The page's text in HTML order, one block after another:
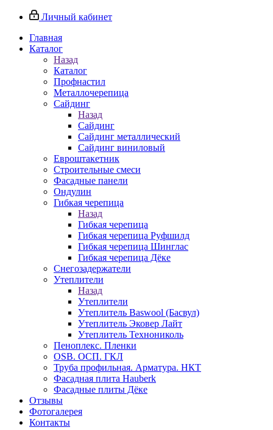
Личный кабинет
Главная
Каталог
Назад
Каталог
Профнастил
Металлочерепица
Сайдинг
Назад
Сайдинг
Сайдинг металлический
Сайдинг виниловый
Евроштакетник
Строительные смеси
Фасадные панели
Ондулин
Гибкая черепица
Назад
Гибкая черепица
Гибкая черепица Руфшилд
Гибкая черепица Шинглас
Гибкая черепица Дёке
Снегозадержатели
Утеплители
Назад
Утеплители
Утеплитель Baswool (Басвул)
Утеплитель Эковер Лайт
Утеплитель Технониколь
Пеноплекс. Пленки
OSB. ОСП. ГКЛ
Труба профильная. Арматура. НКТ
Фасадная плита Hauberk
Фасадные плиты Дёке
Отзывы
Фотогалерея
Контакты